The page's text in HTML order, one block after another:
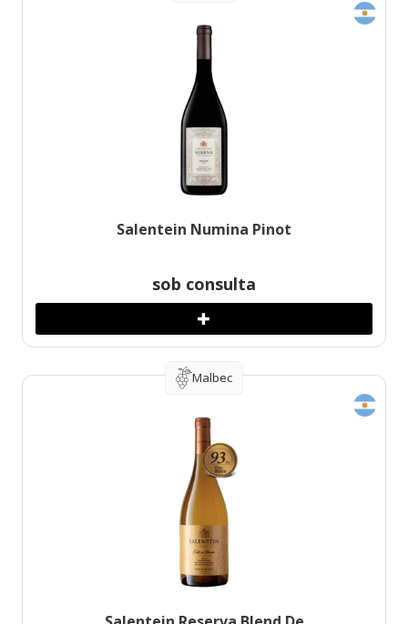
Salentein Numina Pinot
sob consulta
Malbec